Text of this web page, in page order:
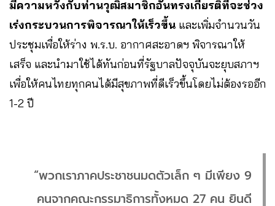
มีความหวังกับท่านวุฒิสมาชิกอันทรงเกียรติที่จะช่วง
เร่งกระบวนการพิจารณาให้เร็วขึ้น และเพิ่มจำนวนวัน
ประชุมเพื่อให้ร่าง พ.ร.บ. อากาศสะอาดฯ พิจารณาให้
เสร็จ และนำมาใช้ได้ทันก่อนที่รัฐบาลปัจจุบันจะยุบสภาฯ
เพื่อให้คนไทยทุกคนได้มีสุขภาพที่ดีเร็วขึ้นโดยไม่ต้องรออีก
1-2 ปี
“พวกเราภาคประชาชนมดตัวเล็ก ๆ มีเพียง 9
คนจากคณะกรรมาธิการทั้งหมด 27 คน ยินดี